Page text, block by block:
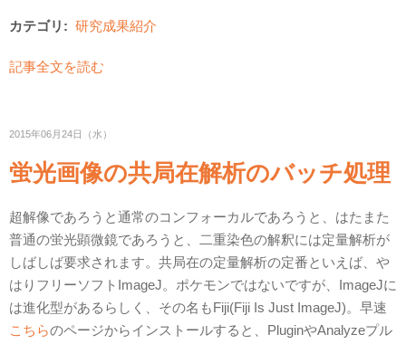
カテゴリ: 研究成果紹介
記事全文を読む
2015年06月24日（水）
蛍光画像の共局在解析のバッチ処理
超解像であろうと通常のコンフォーカルであろうと、はたまた
普通の蛍光顕微鏡であろうと、二重染色の解釈には定量解析が
しばしば要求されます。共局在の定量解析の定番といえば、や
はりフリーソフトImageJ。ポケモンではないですが、ImageJに
は進化型があるらしく、その名もFiji(Fiji Is Just ImageJ)。早速
こちらのページからインストールすると、PluginやAnalyzeプル